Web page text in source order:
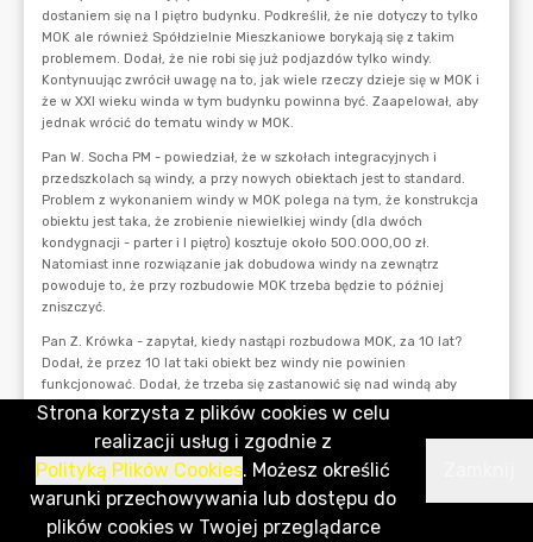
Strona korzysta z plików cookies w celu
realizacji usług i zgodnie z
Polityką Plików Cookies. Możesz określić
warunki przechowywania lub dostępu do
plików cookies w Twojej przeglądarce